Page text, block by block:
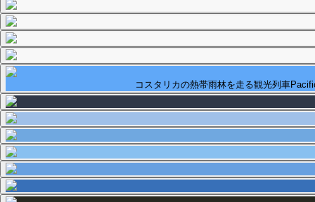
コスタリカの熱帯雨林を走る観光列車